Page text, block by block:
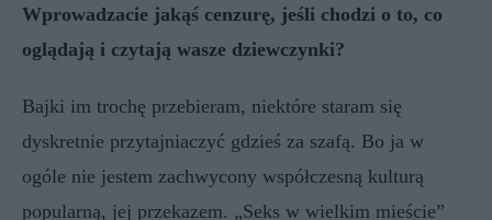
Wprowadzacie jakąś cenzurę, jeśli chodzi o to, co
oglądają i czytają wasze dziewczynki?
Bajki im trochę przebieram, niektóre staram się
dyskretnie przytajniaczyć gdzieś za szafą. Bo ja w
ogóle nie jestem zachwycony współczesną kulturą
popularną, jej przekazem. „Seks w wielkim mieście”